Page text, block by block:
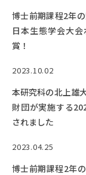
博士前期課程2年
日本生態学会大
賞！
2023.10.02
本研究科の北上雄
財団が実施する
されました
2023.04.25
博士前期課程2年